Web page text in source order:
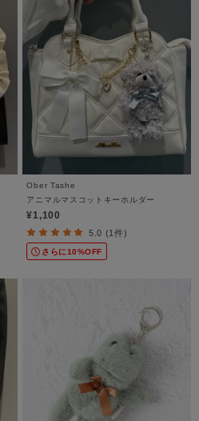
Ober Tashe
アニマルマスコットキーホルダー
¥1,100
5.0 (1件)
さらに10%OFF